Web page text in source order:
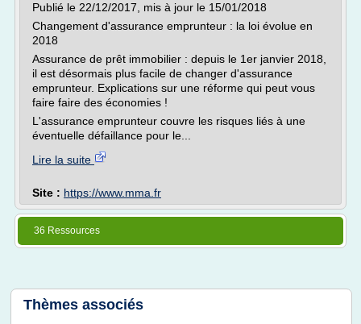
Publié le 22/12/2017, mis à jour le 15/01/2018
Changement d'assurance emprunteur : la loi évolue en
2018
Assurance de prêt immobilier : depuis le 1er janvier 2018,
il est désormais plus facile de changer d'assurance
emprunteur. Explications sur une réforme qui peut vous
faire faire des économies !
L'assurance emprunteur couvre les risques liés à une
éventuelle défaillance pour le...
Lire la suite
Site : https://www.mma.fr
36 Ressources
Thèmes associés